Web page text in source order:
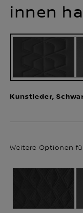
innen
Kunstleder,
Weitere Optionen